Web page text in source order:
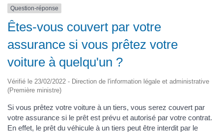
Question-réponse
Êtes-vous couvert par votre
assurance si vous prêtez votre
voiture à quelqu'un ?
Vérifié le 23/02/2022 - Direction de l'information légale et administrative
(Première ministre)
Si vous prêtez votre voiture à un tiers, vous serez couvert par
votre assurance si le prêt est prévu et autorisé par votre contrat.
En effet, le prêt du véhicule à un tiers peut être interdit par le